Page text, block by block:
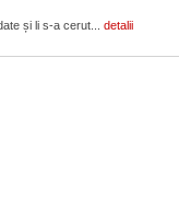
și li s-a cerut... detalii